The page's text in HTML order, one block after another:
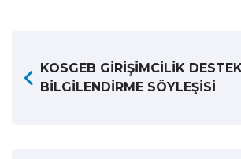
KOSGEB GİRİŞİMCİLİK
BİLGİLENDİRME SÖYLEŞİSİ